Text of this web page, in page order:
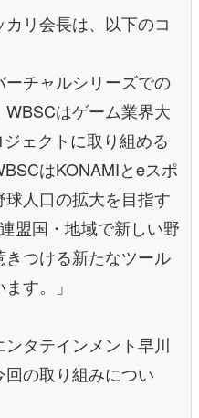
リ会長は、以下のコ
ーチャルシリーズでの
はゲーム業界大
ェクトに取り組める
はKONAMIとeスポ
人口の拡大を目指す
盟国・地域で新しい野
つける新たなツール
す。」
タテインメント早川
の取り組みについ